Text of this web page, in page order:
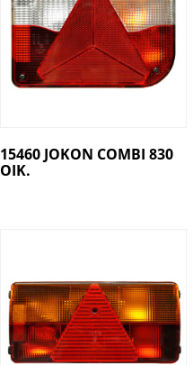
15460 JOKON COMBI 830
OIK.